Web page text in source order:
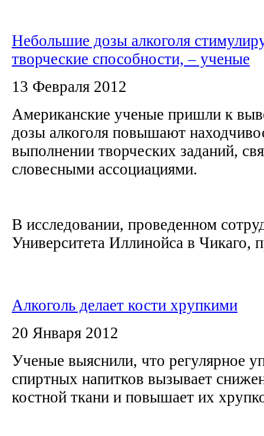
Небольшие дозы алкоголя
творческие способности, – ученые
13 Февраля 2012
Американские ученые пришли к
дозы алкоголя повышают
выполнении творческих заданий,
словесными ассоциациями.
В исследовании, проведенном
Университета Иллинойса в Чикаго,
Алкоголь делает кости хрупкими
20 Января 2012
Ученые выяснили, что регулярное
спиртных напитков вызывает
костной ткани и повышает их